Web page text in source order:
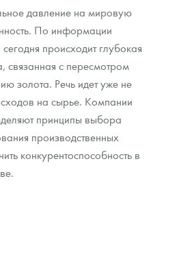
монет
давление на мировую
По информации
происходит глубокая
связанная с пересмотром
золота. Речь идет уже не
на сырье. Компании
принципы выбора
производственных
конкурентоспособность в